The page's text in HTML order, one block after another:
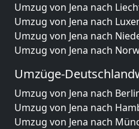
Umzug von Jena nach
Umzug von Jena nach
Umzug von Jena nach
Umzug von Jena nach
Umzüge-
Umzug von Jena nach
Umzug von Jena nach
Umzug von Jena nach